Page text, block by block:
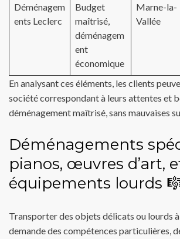
Déménagem
ents Leclerc
Budget
maîtrisé,
déménagem
ent
économique
Marne-la-
Vallée
En analysant ces éléments, les clients
société correspondant à leurs attentes et
déménagement maîtrisé, sans mauvaises
Déménagements
pianos, œuvres d’art,
équipements lourds
Transporter des objets délicats ou lourds
demande des compétences particulières,